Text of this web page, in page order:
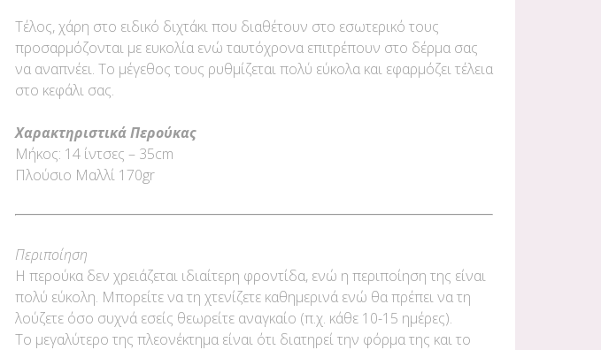
Τέλος, χάρη στο ειδικό διχτάκι που διαθέτουν στο εσωτερικό τους
προσαρμόζονται με ευκολία ενώ ταυτόχρονα επιτρέπουν στο δέρμα σας
να αναπνέει. Το μέγεθος τους ρυθμίζεται πολύ εύκολα και εφαρμόζει τέλεια
στο κεφάλι σας.
Χαρακτηριστικά Περούκας
Μήκος: 14 ίντσες – 35cm
Πλούσιο Μαλλί 170gr
Περιποίηση
Η περούκα δεν χρειάζεται ιδιαίτερη φροντίδα, ενώ η περιποίηση της είναι
πολύ εύκολη. Μπορείτε να τη χτενίζετε καθημερινά ενώ θα πρέπει να τη
λούζετε όσο συχνά εσείς θεωρείτε αναγκαίο (π.χ. κάθε 10-15 ημέρες).
Το μεγαλύτερο της πλεονέκτημα είναι ότι διατηρεί την φόρμα της και το